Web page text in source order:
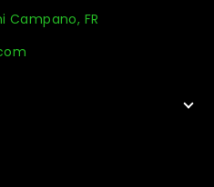
Campano, FR